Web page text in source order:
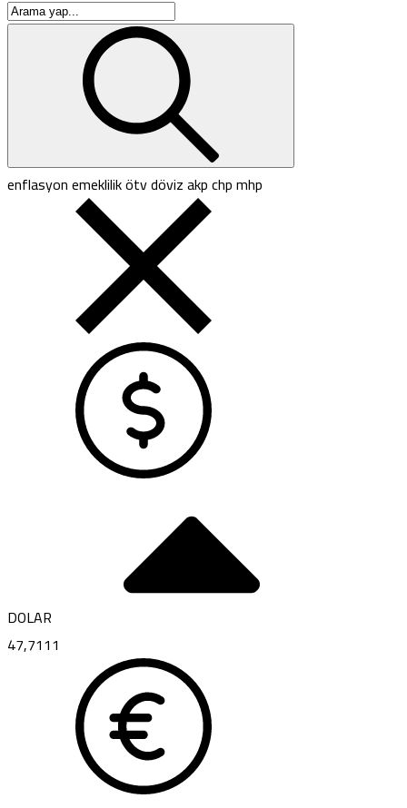
enflasyonemeklilikötvdövizakpchpmhp
DOLAR
47,7111